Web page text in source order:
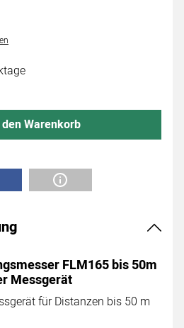
Warenkorb
FLM165 bis 50m
Messgerät
für Distanzen bis 50 m